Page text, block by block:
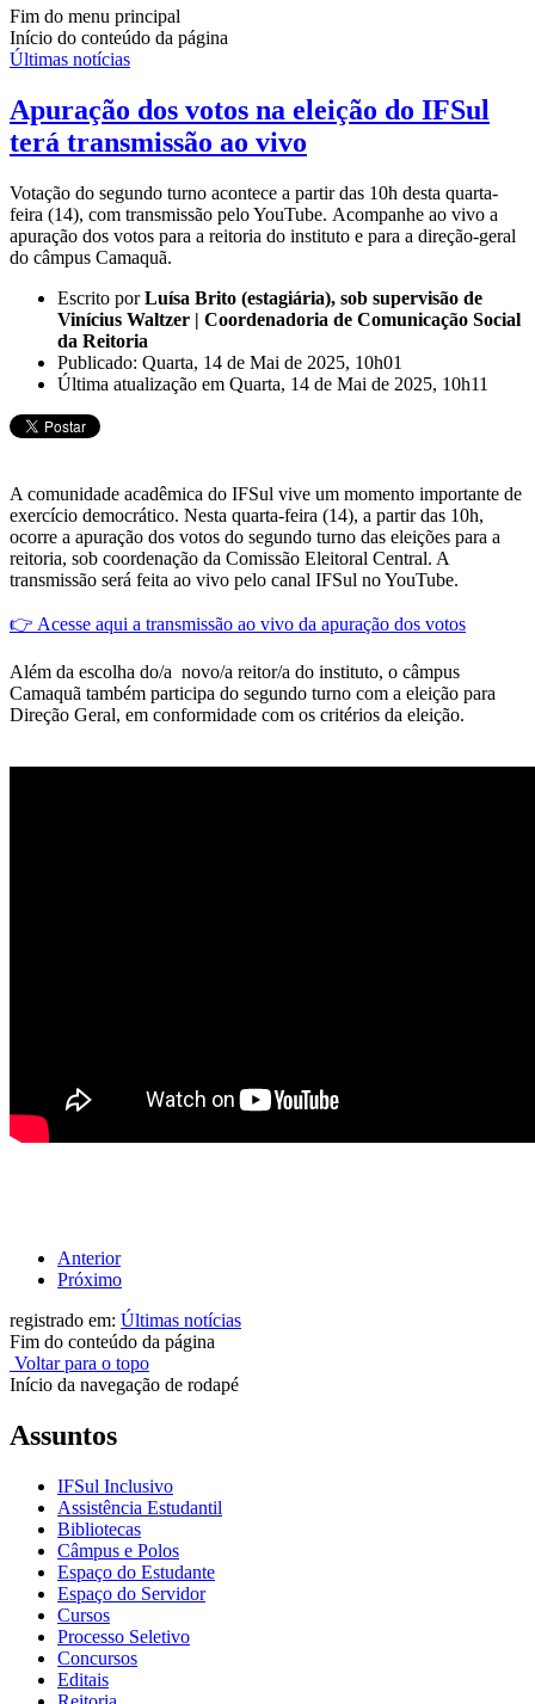
Fim do menu principal
Início do conteúdo da página
Últimas notícias
Apuração dos votos na eleição do IFSul
terá transmissão ao vivo
Votação do segundo turno acontece a partir das 10h desta quarta-
feira (14), com transmissão pelo YouTube. Acompanhe ao vivo a
apuração dos votos para a reitoria do instituto e para a direção-geral
do câmpus Camaquã.
Escrito porLuísa Brito (estagiária), sob supervisão de
Vinícius Waltzer | Coordenadoria de Comunicação Social
da Reitoria
Publicado: Quarta, 14 de Mai de 2025, 10h01
Última atualização em Quarta, 14 de Mai de 2025, 10h11
A comunidade acadêmica do IFSul vive um momento importante de
exercício democrático. Nesta quarta-feira (14), a partir das 10h,
ocorre a apuração dos votos do segundo turno das eleições para a
reitoria, sob coordenação da Comissão Eleitoral Central. A
transmissão será feita ao vivo pelo canal IFSul no YouTube.
👉 Acesse aqui a transmissão ao vivo da apuração dos votos
Além da escolha do/a novo/a reitor/a do instituto, o câmpus
Camaquã também participa do segundo turno com a eleição para
Direção Geral, em conformidade com os critérios da eleição.
Anterior
Próximo
registrado em: Últimas notícias
Fim do conteúdo da página
Voltar para o topo
Início da navegação de rodapé
Assuntos
IFSul Inclusivo
Assistência Estudantil
Bibliotecas
Câmpus e Polos
Espaço do Estudante
Espaço do Servidor
Cursos
Processo Seletivo
Concursos
Editais